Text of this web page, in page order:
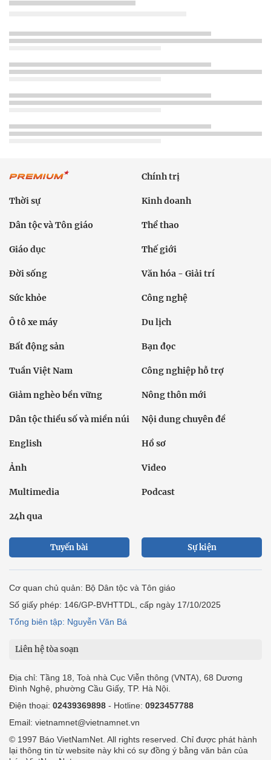
Chính trị
Thời sự Kinh doanh
Dân tộc và Tôn giáo Thể thao
Giáo dục Thế giới
Đời sống Văn hóa - Giải trí
Sức khỏe Công nghệ
Ô tô xe máy Du lịch
Bất động sản Bạn đọc
Tuần Việt Nam Công nghiệp hỗ trợ
Giảm nghèo bền vững Nông thôn mới
Dân tộc thiểu số và miền núi Nội dung chuyên đề
English Hồ sơ
Ảnh Video
Multimedia Podcast
24h qua
Tuyến bài Sự kiện
Cơ quan chủ quản: Bộ Dân tộc và Tôn giáo
Số giấy phép: 146/GP-BVHTTDL, cấp ngày 17/10/2025
Tổng biên tập: Nguyễn Văn Bá
Liên hệ tòa soạn
Địa chỉ: Tầng 18, Toà nhà Cục Viễn thông (VNTA), 68 Dương
Đình Nghệ, phường Cầu Giấy, TP. Hà Nội.
Điện thoại: 02439369898 - Hotline: 0923457788
Email: vietnamnet@vietnamnet.vn
© 1997 Báo VietNamNet. All rights reserved. Chỉ được phát hành
lại thông tin từ website này khi có sự đồng ý bằng văn bản của